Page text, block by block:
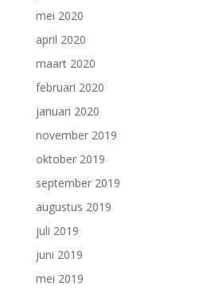
mei 2020
april 2020
maart 2020
februari 2020
januari 2020
november 2019
oktober 2019
september 2019
augustus 2019
juli 2019
juni 2019
mei 2019